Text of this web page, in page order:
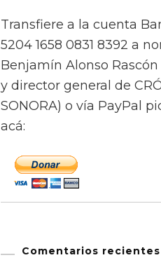
Transfiere a la cuenta
5204 1658 0831 8392 a
Benjamín Alonso
y director general de
SONORA) o vía PayPal
acá:
Comentarios recientes